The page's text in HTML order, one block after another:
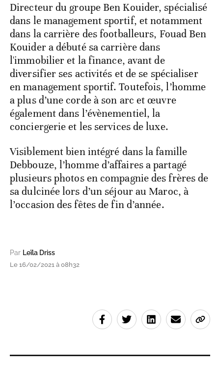
Directeur du groupe Ben Kouider, spécialisé
dans le management sportif, et notamment
dans la carrière des footballeurs, Fouad Ben
Kouider a débuté sa carrière dans
l'immobilier et la finance, avant de
diversifier ses activités et de se spécialiser
en management sportif. Toutefois, l’homme
a plus d’une corde à son arc et œuvre
également dans l’évènementiel, la
conciergerie et les services de luxe.
Visiblement bien intégré dans la famille
Debbouze, l’homme d’affaires a partagé
plusieurs photos en compagnie des frères de
sa dulcinée lors d’un séjour au Maroc, à
l’occasion des fêtes de fin d’année.
Par Leïla Driss
Le 16/02/2021 à 08h32